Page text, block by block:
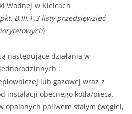
Wodnej w Kielcach
B.III.1.3 listy przedsięwzięć
)
następujące działania w
:
lub gazowej wraz z
instalacji obecnego kotła/pieca.
opalanych paliwem stałym (węgiel,